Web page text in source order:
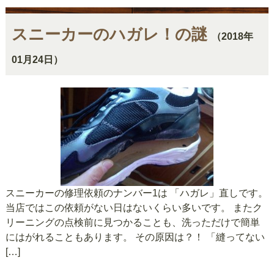
スニーカーのハガレ！の謎 （2018年
01月24日）
スニーカーの修理依頼のナンバー1は 「ハガレ」直しです。
当店ではこの依頼がない日はないくらい多いです。 またク
リーニングの点検前に見つかることも、洗っただけで簡単
にはがれることもあります。 その原因は？！ 「縫ってない
[…]